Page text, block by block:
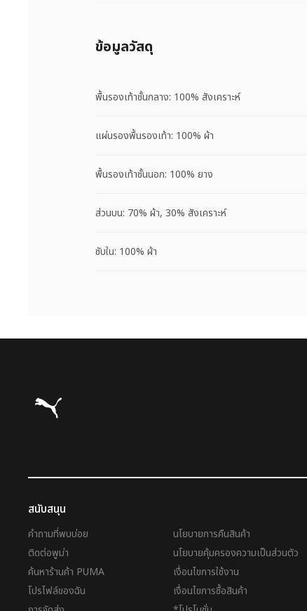
ข้อมูลวัสดุ
พื้นรองเท้าชั้นกลาง: 100% สังเคราะห์
แผ่นรองพื้นรองเท้า: 100% ผ้า
พื้นรองเท้าชั้นนอก: 100% ยาง
ส่วนบน: 70% ผ้า, 30% สังเคราะห์
ซับใน: 100% ผ้า
Puma โฮม
สนับสนุน
คำถามที่พบบ่อย
ติดต่อพูม่า
ค้นหาร้านค้า PUMA
โปรไฟล์ของฉัน
นโยบายการคืนสินค้า
นโยบายคุ้มครองความเป็นส่วนตัว
เงื่อนไขการใช้งาน
เงื่อนไขการซื้อสินค้า